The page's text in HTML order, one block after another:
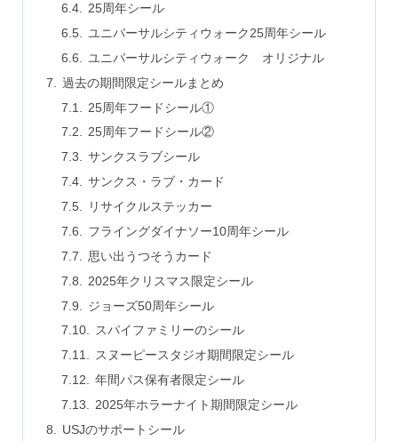
25周年シール
ユニバーサルシティウォーク25周年シール
ユニバーサルシティウォーク オリジナル
過去の期間限定シールまとめ
25周年フードシール①
25周年フードシール②
サンクスラブシール
サンクス・ラブ・カード
リサイクルステッカー
フライングダイナソー10周年シール
思い出うつそうカード
2025年クリスマス限定シール
ジョーズ50周年シール
スパイファミリーのシール
スヌーピースタジオ期間限定シール
年間パス保有者限定シール
2025年ホラーナイト期間限定シール
USJのサポートシール